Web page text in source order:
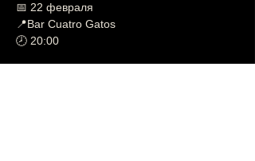
📅 22 февраля
📍Bar Cuatro Gatos
🕗 20:00